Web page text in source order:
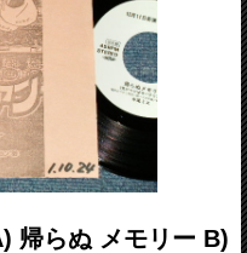
帰らぬ メモリー B)